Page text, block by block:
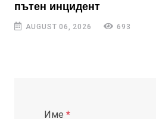
пътен инцидент
AUGUST 06, 2026 693
Име *